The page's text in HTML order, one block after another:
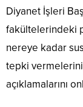
Diyanet İşleri
fakültelerindeki
nereye kadar
tepki
açıklamalarını